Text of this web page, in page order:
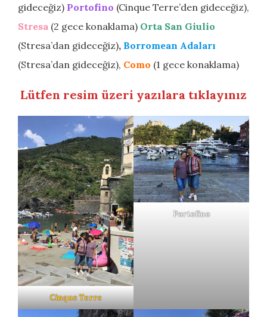
gideceğiz) Portofino (Cinque Terre’den gideceğiz),
Stresa (2 gece konaklama) Orta San Giulio
(Stresa’dan gideceğiz), Borromean Adaları
(Stresa’dan gideceğiz), Como (1 gece konaklama)
Lütfen resim üzeri yazılara tıklayınız
Cinque Terre
Portofino